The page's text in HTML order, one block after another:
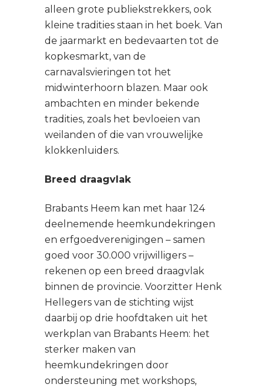
alleen grote publiekstrekkers, ook
kleine tradities staan in het boek. Van
de jaarmarkt en bedevaarten tot de
kopkesmarkt, van de
carnavalsvieringen tot het
midwinterhoorn blazen. Maar ook
ambachten en minder bekende
tradities, zoals het bevloeien van
weilanden of die van vrouwelijke
klokkenluiders.
Breed draagvlak
Brabants Heem kan met haar 124
deelnemende heemkundekringen
en erfgoedverenigingen – samen
goed voor 30.000 vrijwilligers –
rekenen op een breed draagvlak
binnen de provincie. Voorzitter Henk
Hellegers van de stichting wijst
daarbij op drie hoofdtaken uit het
werkplan van Brabants Heem: het
sterker maken van
heemkundekringen door
ondersteuning met workshops,